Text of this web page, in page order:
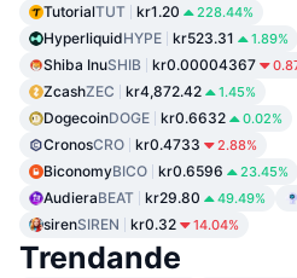
TutorialTUT kr1.20 228.44%
HyperliquidHYPE kr523.31 1.89%
Shiba InuSHIB kr0.00004367
ZcashZEC kr4,872.42 1.45%
DogecoinDOGE kr0.6632 0.02%
CronosCRO kr0.4733 2.88%
BiconomyBICO kr0.6596 23.45%
AudieraBEAT kr29.80 49.49%
sirenSIREN kr0.32 14.04%
Trendande